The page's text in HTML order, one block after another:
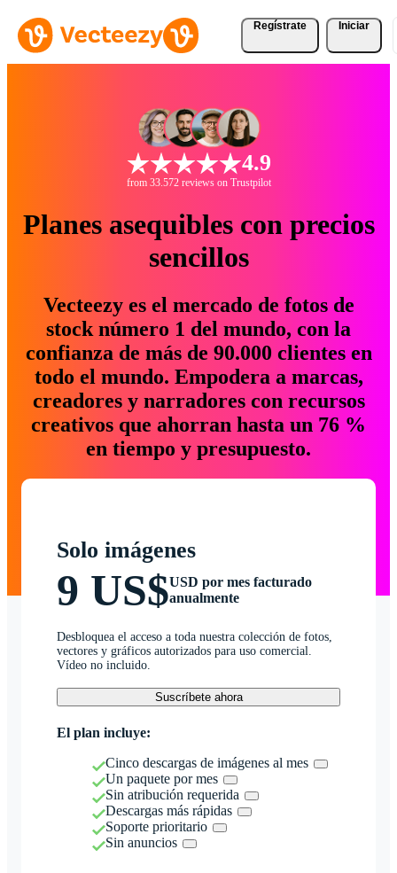
Regístrate Iniciar
4.9
from 33.572 reviews on Trustpilot
Planes asequibles con precios
sencillos
Vecteezy es el mercado de fotos de
stock número 1 del mundo, con la
confianza de más de 90.000 clientes en
todo el mundo. Empodera a marcas,
creadores y narradores con recursos
creativos que ahorran hasta un 76 %
en tiempo y presupuesto.
Solo imágenes
9 US$USD por mes facturado
anualmente
Desbloquea el acceso a toda nuestra colección de fotos,
vectores y gráficos autorizados para uso comercial.
Vídeo no incluido.
Suscríbete ahora
El plan incluye:
Cinco descargas de imágenes al mes
Un paquete por mes
Sin atribución requerida
Descargas más rápidas
Soporte prioritario
Sin anuncios